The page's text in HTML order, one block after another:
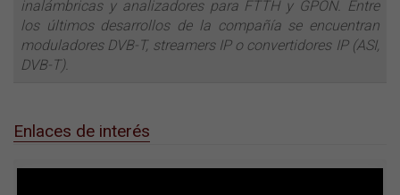
inalámbricas y analizadores para FTTH y GPON. Entre
los últimos desarrollos de la compañía se encuentran
moduladores DVB-T, streamers IP o convertidores IP (ASI,
DVB-T).
Enlaces de interés